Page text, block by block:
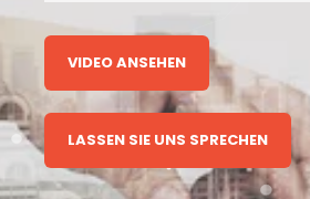
VIDEO ANSEHEN
LASSEN SIE UNS SPRECHEN